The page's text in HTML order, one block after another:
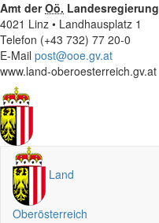
Amt derOö. Landesregierung
4021 Linz • Landhausplatz 1
Telefon (+43 732) 77 20-0
E-Mail post@ooe.gv.at
www.land-oberoesterreich.gv.at
Land
Oberösterreich